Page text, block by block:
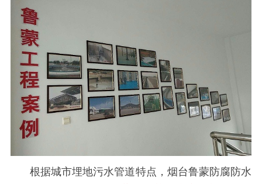
根据城市埋地污水管道特点， 烟台鲁蒙防腐防水